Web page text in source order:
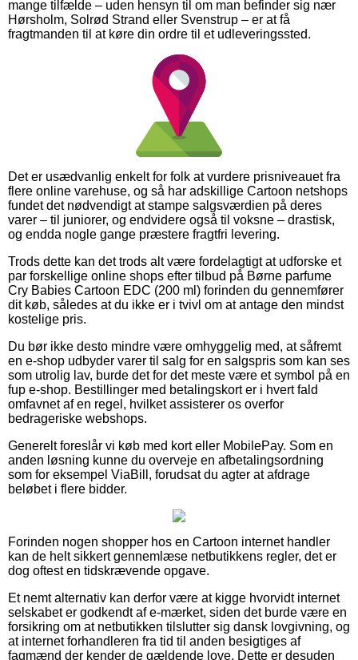
mange tilfælde – uden hensyn til om man befinder sig nær
Hørsholm, Solrød Strand eller Svenstrup – er at få
fragtmanden til at køre din ordre til et udleveringssted.
Det er usædvanlig enkelt for folk at vurdere prisniveauet fra
flere online varehuse, og så har adskillige Cartoon netshops
fundet det nødvendigt at stampe salgsværdien på deres
varer – til juniorer, og endvidere også til voksne – drastisk,
og endda nogle gange præstere fragtfri levering.
Trods dette kan det trods alt være fordelagtigt at udforske et
par forskellige online shops efter tilbud på Børne parfume
Cry Babies Cartoon EDC (200 ml) forinden du gennemfører
dit køb, således at du ikke er i tvivl om at antage den mindst
kostelige pris.
Du bør ikke desto mindre være omhyggelig med, at såfremt
en e-shop udbyder varer til salg for en salgspris som kan ses
som utrolig lav, burde det for det meste være et symbol på en
fup e-shop. Bestillinger med betalingskort er i hvert fald
omfavnet af en regel, hvilket assisterer os overfor
bedrageriske webshops.
Generelt foreslår vi køb med kort eller MobilePay. Som en
anden løsning kunne du overveje en afbetalingsordning
som for eksempel ViaBill, forudsat du agter at afdrage
beløbet i flere bidder.
Forinden nogen shopper hos en Cartoon internet handler
kan de helt sikkert gennemlæse netbutikkens regler, det er
dog oftest en tidskrævende opgave.
Et nemt alternativ kan derfor være at kigge hvorvidt internet
selskabet er godkendt af e-mærket, siden det burde være en
forsikring om at netbutikken tilslutter sig dansk lovgivning, og
at internet forhandleren fra tid til anden besigtiges af
fagmænd der kender de gældende love. Dette er desuden